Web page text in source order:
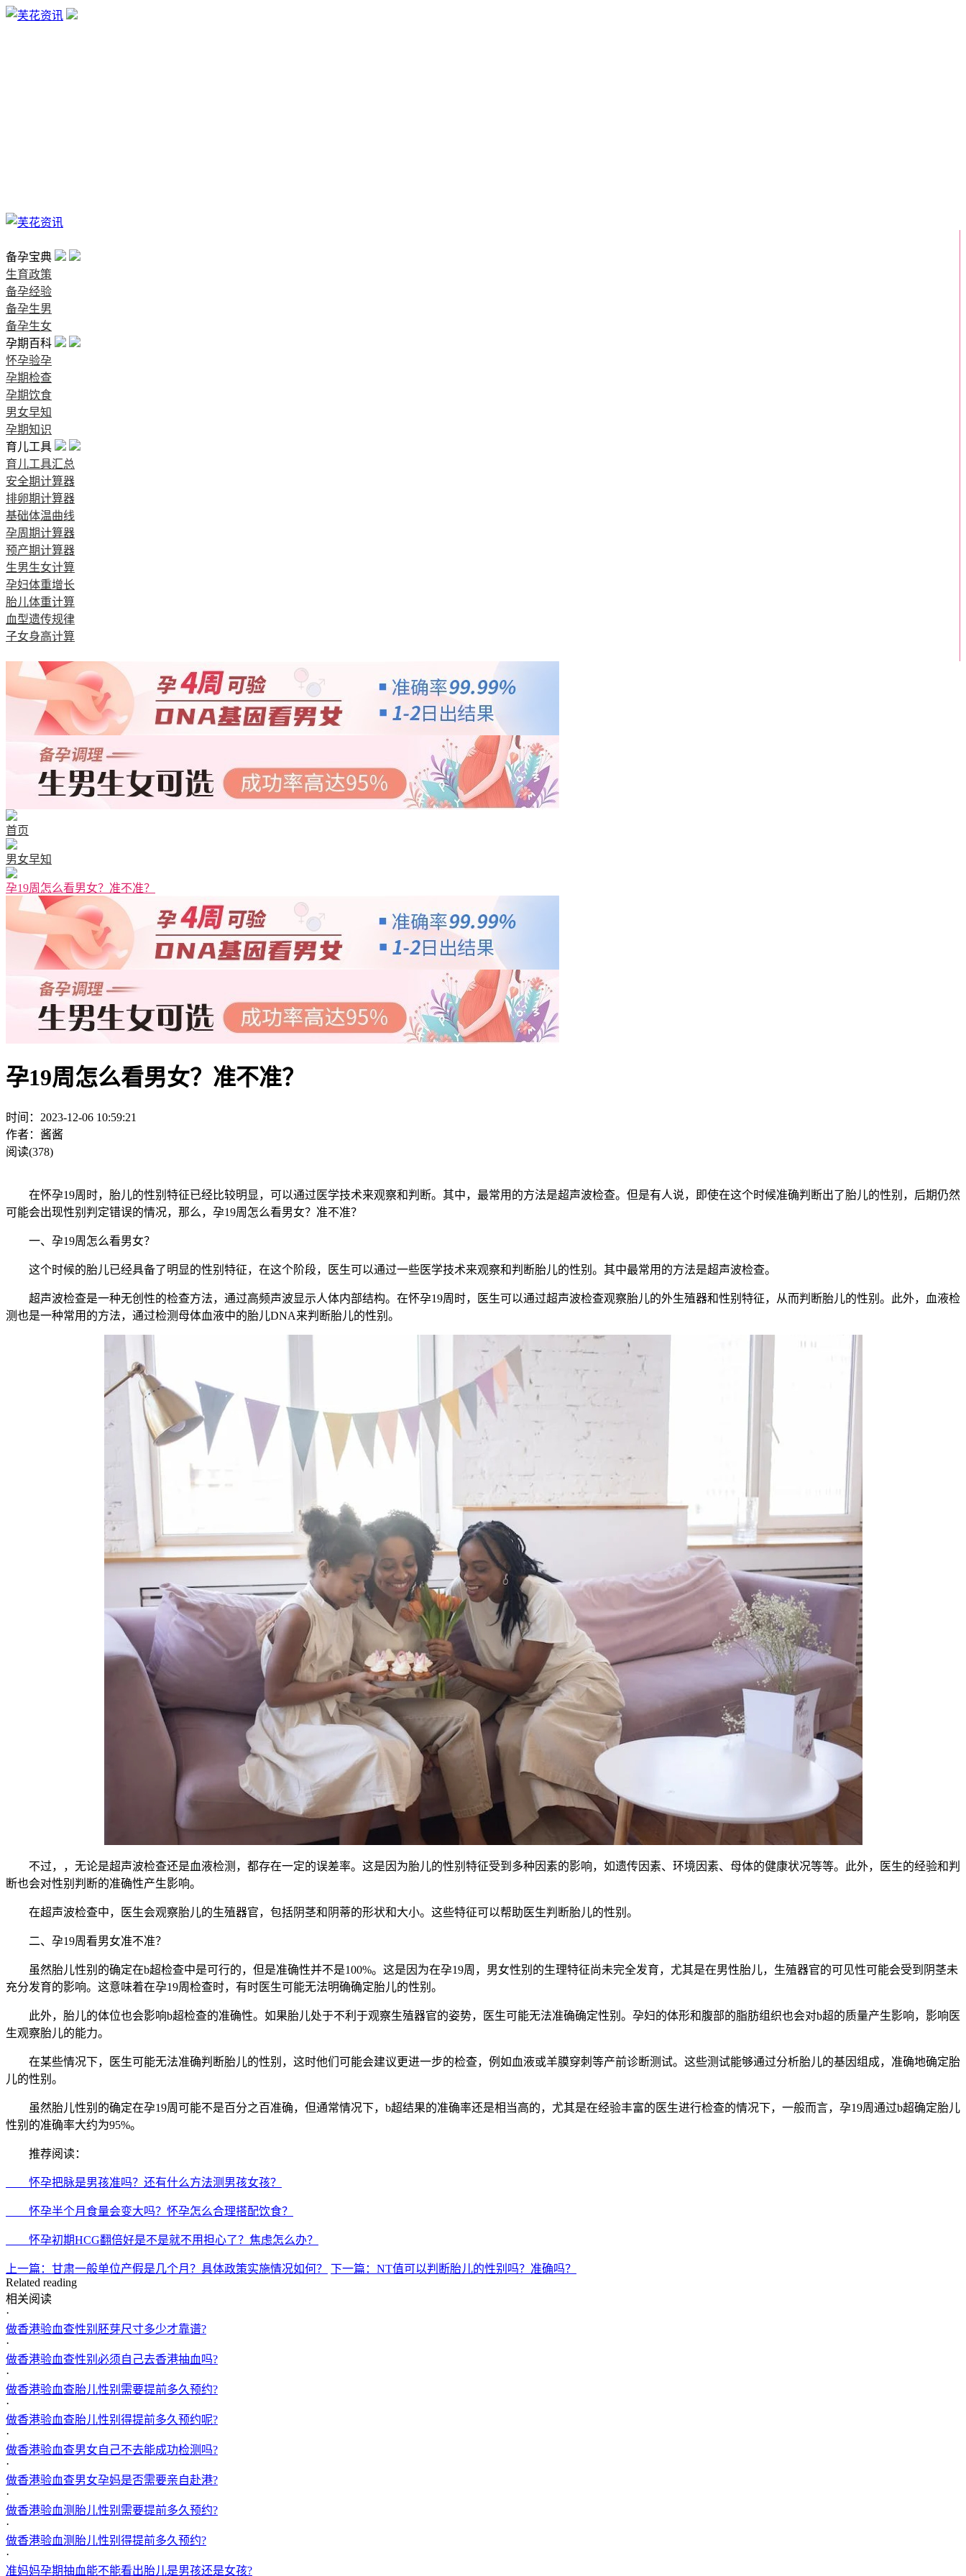
备孕宝典
生育政策
备孕经验
备孕生男
备孕生女
孕期百科
怀孕验孕
孕期检查
孕期饮食
男女早知
孕期知识
育儿工具
育儿工具汇总
安全期计算器
排卵期计算器
基础体温曲线
孕周期计算器
预产期计算器
生男生女计算
孕妇体重增长
胎儿体重计算
血型遗传规律
子女身高计算
首页
男女早知
孕19周怎么看男女？准不准？
孕19周怎么看男女？准不准？
时间：2023-12-06 10:59:21
作者：酱酱
阅读(378)
在怀孕19周时，胎儿的性别特征已经比较明显，可以通过医学技术来观察和判断。其中，最常用的方法是超声波检查。但是有人说，即使在这个时候准确判断出了胎儿的性别，后期仍然
可能会出现性别判定错误的情况，那么，孕19周怎么看男女？准不准？
一、孕19周怎么看男女？
这个时候的胎儿已经具备了明显的性别特征，在这个阶段，医生可以通过一些医学技术来观察和判断胎儿的性别。其中最常用的方法是超声波检查。
超声波检查是一种无创性的检查方法，通过高频声波显示人体内部结构。在怀孕19周时，医生可以通过超声波检查观察胎儿的外生殖器和性别特征，从而判断胎儿的性别。此外，血液检
测也是一种常用的方法，通过检测母体血液中的胎儿DNA来判断胎儿的性别。
不过，，无论是超声波检查还是血液检测，都存在一定的误差率。这是因为胎儿的性别特征受到多种因素的影响，如遗传因素、环境因素、母体的健康状况等等。此外，医生的经验和判
断也会对性别判断的准确性产生影响。
在超声波检查中，医生会观察胎儿的生殖器官，包括阴茎和阴蒂的形状和大小。这些特征可以帮助医生判断胎儿的性别。
二、孕19周看男女准不准？
虽然胎儿性别的确定在b超检查中是可行的，但是准确性并不是100%。这是因为在孕19周，男女性别的生理特征尚未完全发育，尤其是在男性胎儿，生殖器官的可见性可能会受到阴茎未
充分发育的影响。这意味着在孕19周检查时，有时医生可能无法明确确定胎儿的性别。
此外，胎儿的体位也会影响b超检查的准确性。如果胎儿处于不利于观察生殖器官的姿势，医生可能无法准确确定性别。孕妇的体形和腹部的脂肪组织也会对b超的质量产生影响，影响医
生观察胎儿的能力。
在某些情况下，医生可能无法准确判断胎儿的性别，这时他们可能会建议更进一步的检查，例如血液或羊膜穿刺等产前诊断测试。这些测试能够通过分析胎儿的基因组成，准确地确定胎
儿的性别。
虽然胎儿性别的确定在孕19周可能不是百分之百准确，但通常情况下，b超结果的准确率还是相当高的，尤其是在经验丰富的医生进行检查的情况下，一般而言，孕19周通过b超确定胎儿
性别的准确率大约为95%。
推荐阅读：
怀孕把脉是男孩准吗？还有什么方法测男孩女孩？
怀孕半个月食量会变大吗？怀孕怎么合理搭配饮食？
怀孕初期HCG翻倍好是不是就不用担心了？焦虑怎么办？
上一篇：甘肃一般单位产假是几个月？具体政策实施情况如何？
下一篇：NT值可以判断胎儿的性别吗？准确吗？
Related reading
相关阅读
·
做香港验血查性别胚芽尺寸多少才靠谱?
·
做香港验血查性别必须自己去香港抽血吗?
·
做香港验血查胎儿性别需要提前多久预约?
·
做香港验血查胎儿性别得提前多久预约呢?
·
做香港验血查男女自己不去能成功检测吗?
·
做香港验血查男女孕妈是否需要亲自赴港?
·
做香港验血测胎儿性别需要提前多久预约?
·
做香港验血测胎儿性别得提前多久预约?
·
准妈妈孕期抽血能不能看出胎儿是男孩还是女孩?